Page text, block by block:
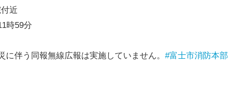
近
時59分
伴う同報無線広報は実施していません。 #富士市消防本部